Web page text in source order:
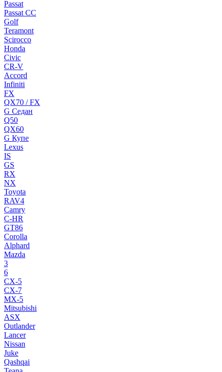
Passat
Passat CC
Golf
Teramont
Scirocco
Honda
Civic
CR-V
Accord
Infiniti
FX
QX70 / FX
G Cедан
Q50
QX60
G Купе
Lexus
IS
GS
RX
NX
Toyota
RAV4
Camry
C-HR
GT86
Corolla
Alphard
Mazda
3
6
CX-5
CX-7
MX-5
Mitsubishi
ASX
Outlander
Lancer
Nissan
Juke
Qashqai